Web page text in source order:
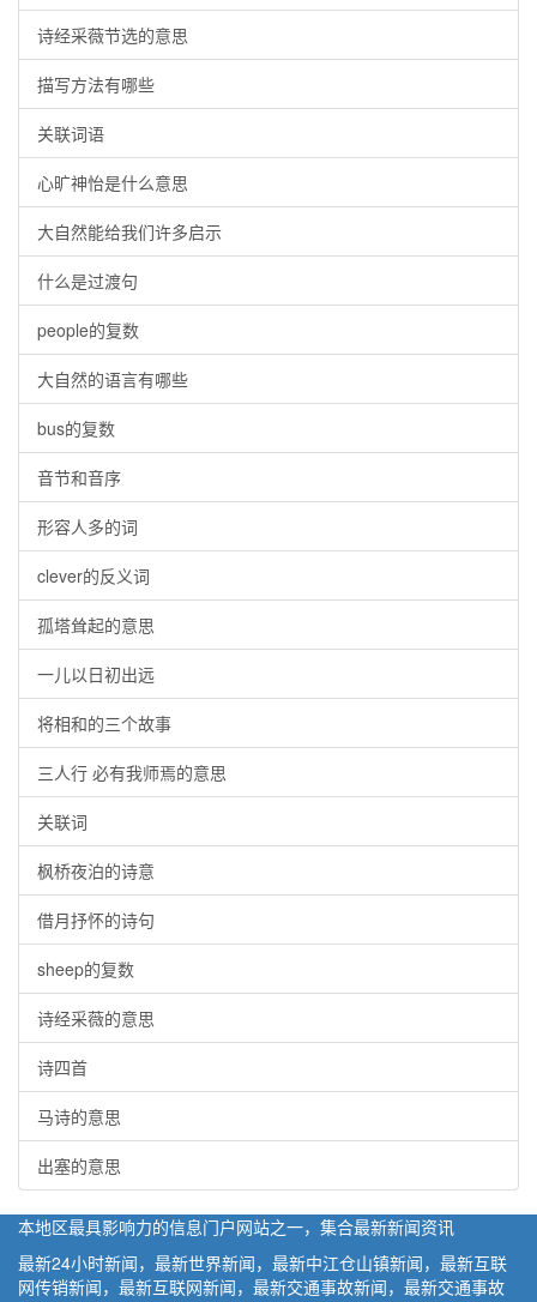
诗经采薇节选的意思
描写方法有哪些
关联词语
心旷神怡是什么意思
大自然能给我们许多启示
什么是过渡句
people的复数
大自然的语言有哪些
bus的复数
音节和音序
形容人多的词
clever的反义词
孤塔耸起的意思
一儿以日初出远
将相和的三个故事
三人行 必有我师焉的意思
关联词
枫桥夜泊的诗意
借月抒怀的诗句
sheep的复数
诗经采薇的意思
诗四首
马诗的意思
出塞的意思
本地区最具影响力的信息门户网站之一，集合最新新闻资讯
最新24小时新闻，最新世界新闻，最新中江仓山镇新闻，最新互联
网传销新闻，最新互联网新闻，最新交通事故新闻，最新交通事故